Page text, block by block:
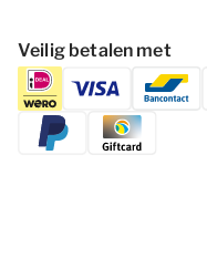
Veilig betalen met